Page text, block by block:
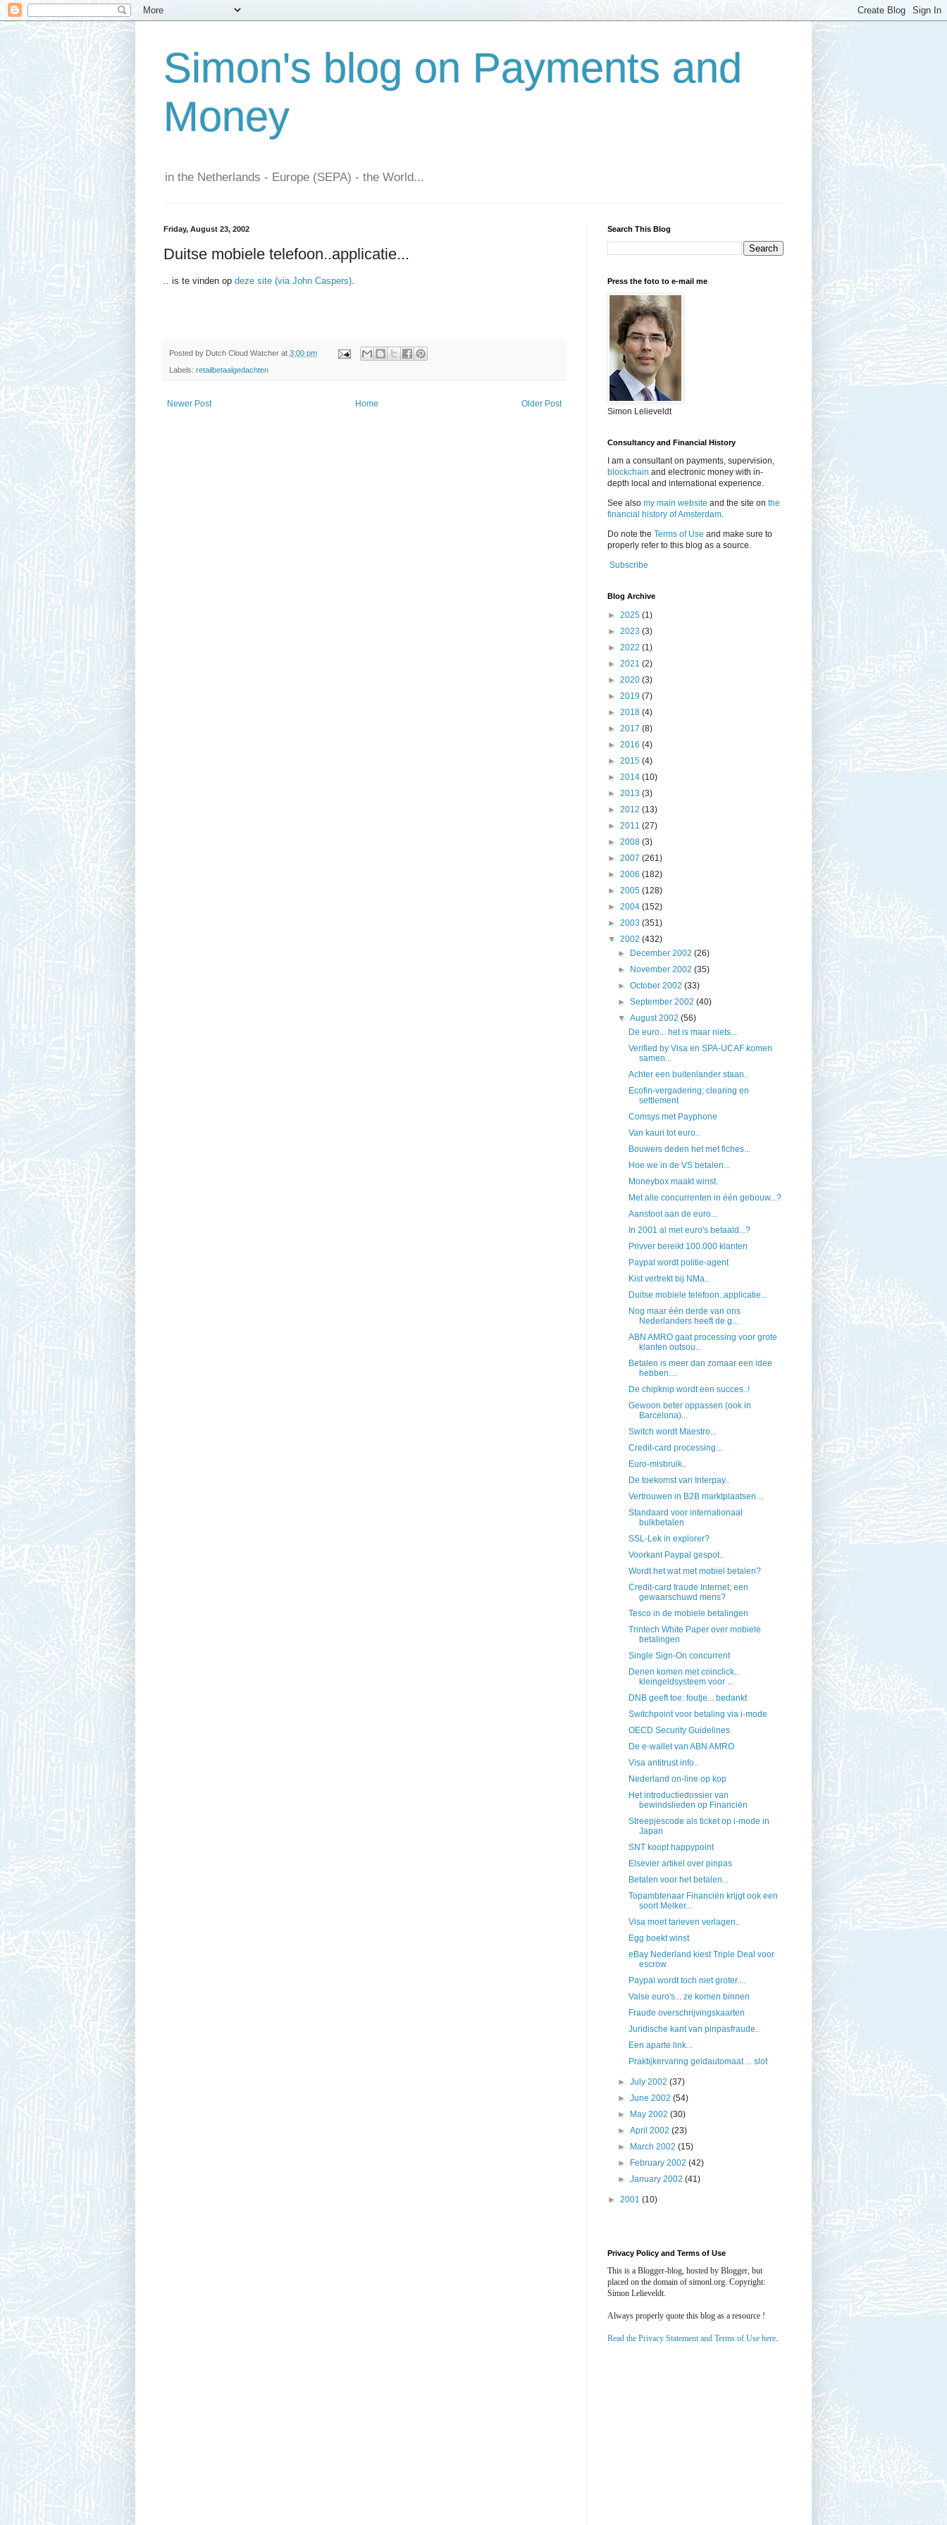
Simon's blog on Payments and
Money
in the Netherlands - Europe (SEPA) - the World...
Friday, August 23, 2002
Duitse mobiele telefoon..applicatie...
.. is te vinden op deze site (via John Caspers).
Posted by Dutch Cloud Watcher at 3:00 pm
Labels: retailbetaalgedachten
Newer Post Older Post
Home
Search This Blog
Press the foto to e-mail me
Simon Lelieveldt
Consultancy and Financial History
I am a consultant on payments, supervision,
blockchain and electronic money with in-
depth local and international experience.
See also my main website and the site on the
financial history of Amsterdam.
Do note the Terms of Use and make sure to
properly refer to this blog as a source.
Subscribe
Blog Archive
► 2025 (1)
► 2023 (3)
► 2022 (1)
► 2021 (2)
► 2020 (3)
► 2019 (7)
► 2018 (4)
► 2017 (8)
► 2016 (4)
► 2015 (4)
► 2014 (10)
► 2013 (3)
► 2012 (13)
► 2011 (27)
► 2008 (3)
► 2007 (261)
► 2006 (182)
► 2005 (128)
► 2004 (152)
► 2003 (351)
▼ 2002 (432)
►
December 2002(26)
►
November 2002(35)
►October 2002(33)
►September 2002(40)
▼August 2002(56)
De euro... het is maar niets...
Verified by Visa en SPA-UCAF komen
samen...
Achter een buitenlander staan..
Ecofin-vergadering; clearing en
settlement
Comsys met Payphone
Van kauri tot euro..
Bouwers deden het met fiches...
Hoe we in de VS betalen...
Moneybox maakt winst.
Met alle concurrenten in één gebouw...?
Aanstoot aan de euro...
In 2001 al met euro's betaald...?
Privver bereikt 100.000 klanten
Paypal wordt politie-agent
Kist vertrekt bij NMa..
Duitse mobiele telefoon..applicatie...
Nog maar één derde van ons
Nederlanders heeft de g...
ABN AMRO gaat processing voor grote
klanten outsou...
Betalen is meer dan zomaar een idee
hebben....
De chipknip wordt een succes..!
Gewoon beter oppassen (ook in
Barcelona)...
Switch wordt Maestro...
Credit-card processing...
Euro-misbruik..
De toekomst van Interpay..
Vertrouwen in B2B marktplaatsen....
Standaard voor internationaal
bulkbetalen
SSL-Lek in explorer?
Voorkant Paypal gespot..
Wordt het wat met mobiel betalen?
Credit-card fraude Internet; een
gewaarschuwd mens?
Tesco in de mobiele betalingen
Trintech White Paper over mobiele
betalingen
Single Sign-On concurrent
Denen komen met coinclick..
kleingeldsysteem voor ...
DNB geeft toe: foutje... bedankt
Switchpoint voor betaling via i-mode
OECD Security Guidelines
De e-wallet van ABN AMRO
Visa antitrust info..
Nederland on-line op kop
Het introductiedossier van
bewindslieden op Financiën
Streepjescode als ticket op i-mode in
Japan
SNT koopt happypoint
Elsevier artikel over pinpas
Betalen voor het betalen...
Topambtenaar Financiën krijgt ook een
soort Melker...
Visa moet tarieven verlagen..
Egg boekt winst
eBay Nederland kiest Triple Deal voor
escrow
Paypal wordt toch niet groter....
Valse euro's... ze komen binnen
Fraude overschrijvingskaarten
Juridische kant van pinpasfraude..
Een aparte link...
Praktijkervaring geldautomaat ... slot
►July 2002(37)
►June 2002(54)
►
May 2002(30)
►April 2002(23)
►
March 2002(15)
►
February 2002(42)
►January 2002(41)
► 2001 (10)
Privacy Policy and Terms of Use
This is a Blogger-blog, hosted by Blogger, but
placed on the domain of simonl.org. Copyright:
Simon Lelieveldt.
Always properly quote this blog as a resource !
Read the Privacy Statement and Terms of Use here.